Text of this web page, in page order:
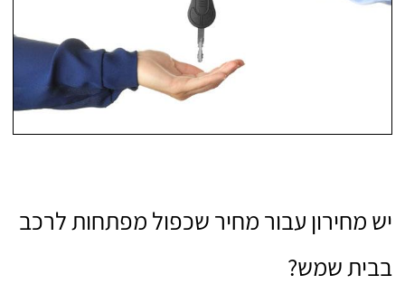
יש מחירון עבור מחיר שכפול מפתחות לרכב
בבית שמש?